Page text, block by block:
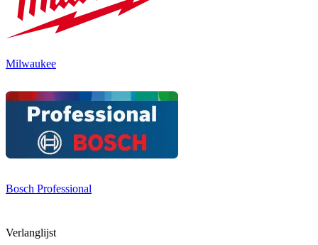
Milwaukee
Bosch Professional
Verlanglijst